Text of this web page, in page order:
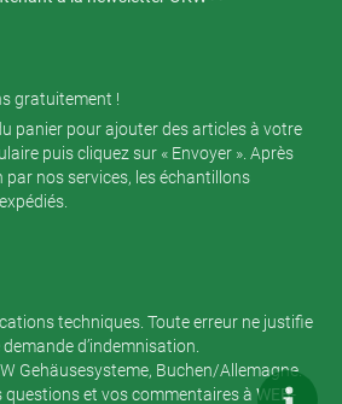
gratuitement !
panier pour ajouter des articles à votre
puis cliquez sur « Envoyer ». Après
nos services, les échantillons
techniques. Toute erreur ne justifie
d’indemnisation.
Gehäusesysteme, Buchen/Allemagne.
questions et vos commentaires à WEB-